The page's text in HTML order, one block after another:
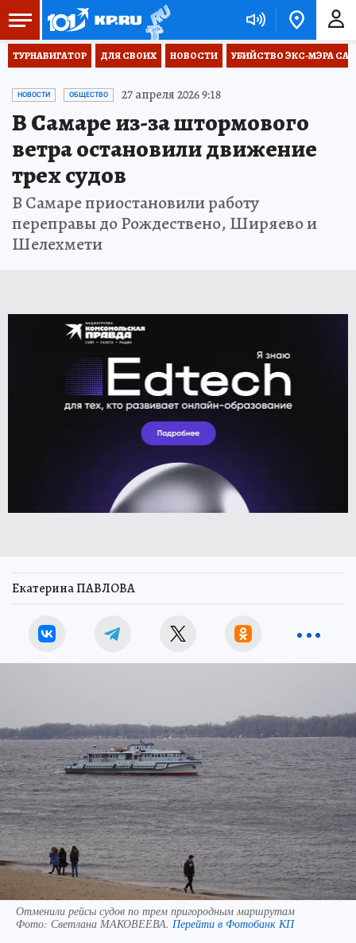
ТУРНАВИГАТОР ДЛЯ СВОИХ НОВОСТИ УБИЙСТВО ЭКС-МЭРА
НОВОСТИ ОБЩЕСТВО 27 апреля 2026 9:18
В Самаре из-за штормового
ветра остановили движение
трех судов
В Самаре приостановили работу
переправы до Рождествено, Ширяево и
Шелехмети
Екатерина ПАВЛОВА
Отменили рейсы судов по трем пригородным маршрутам
Фото: Светлана МАКОВЕЕВА. Перейти в Фотобанк КП